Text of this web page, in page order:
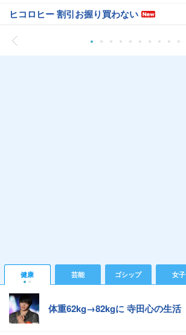
ヒコロヒー 割引お握り買わない
健康 芸能 ゴシップ 女子
体重62kg→82kgに 寺田心の生活